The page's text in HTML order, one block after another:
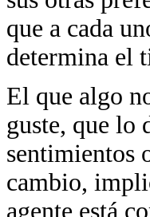
que a cada
determina el
El que algo
guste, que lo
sentimientos
cambio,
agente está